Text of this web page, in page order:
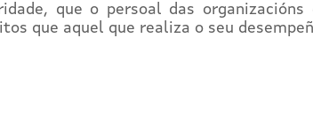
que o persoal das organizacións
que aquel que realiza o seu